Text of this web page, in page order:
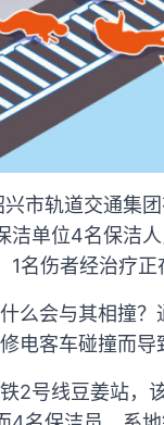
市轨道交通集
单位4名保洁
名伤者经治疗正
么会与其相撞
电客车碰撞而导
2号线豆姜站，